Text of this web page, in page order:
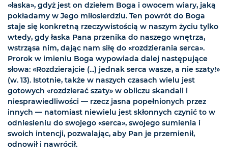
«łaska», gdyż jest on dziełem Boga i owocem wiary, jaką
pokładamy w Jego miłosierdziu. Ten powrót do Boga
staje się konkretną rzeczywistością w naszym życiu tylko
wtedy, gdy łaska Pana przenika do naszego wnętrza,
wstrząsa nim, dając nam siłę do «rozdzierania serca».
Prorok w imieniu Boga wypowiada dalej następujące
słowa: «Rozdzierajcie (...) jednak serca wasze, a nie szaty!»
(w. 13). Istotnie, także w naszych czasach wielu jest
gotowych «rozdzierać szaty» w obliczu skandali i
niesprawiedliwości — rzecz jasna popełnionych przez
innych — natomiast niewielu jest skłonnych czynić to w
odniesieniu do swojego «serca», swojego sumienia i
swoich intencji, pozwalając, aby Pan je przemienił,
odnowił i nawrócił.